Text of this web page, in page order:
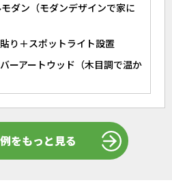
ダン（モダンデザインで家に
り＋スポットライト設置
ーアートウッド（木目調で温か
をもっと見る